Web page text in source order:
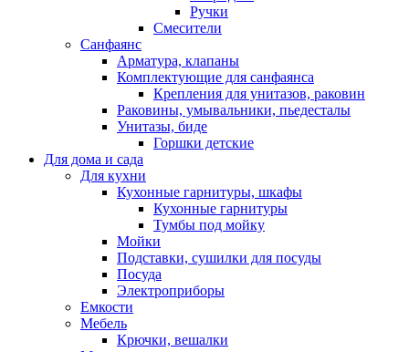
Ручки
Смесители
Санфаянс
Арматура, клапаны
Комплектующие для санфаянса
Крепления для унитазов, раковин
Раковины, умывальники, пьедесталы
Унитазы, биде
Горшки детские
Для дома и сада
Для кухни
Кухонные гарнитуры, шкафы
Кухонные гарнитуры
Тумбы под мойку
Мойки
Подставки, сушилки для посуды
Посуда
Электроприборы
Емкости
Мебель
Крючки, вешалки